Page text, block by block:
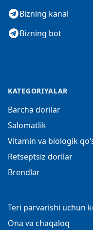
Bizning kanal
Bizning bot
KATEGORIYALAR
Barcha dorilar
Salomatlik
Vitamin va biologik
Retseptsiz dorilar
Brendlar
Teri parvarishi uchun
Ona va chaqaloq